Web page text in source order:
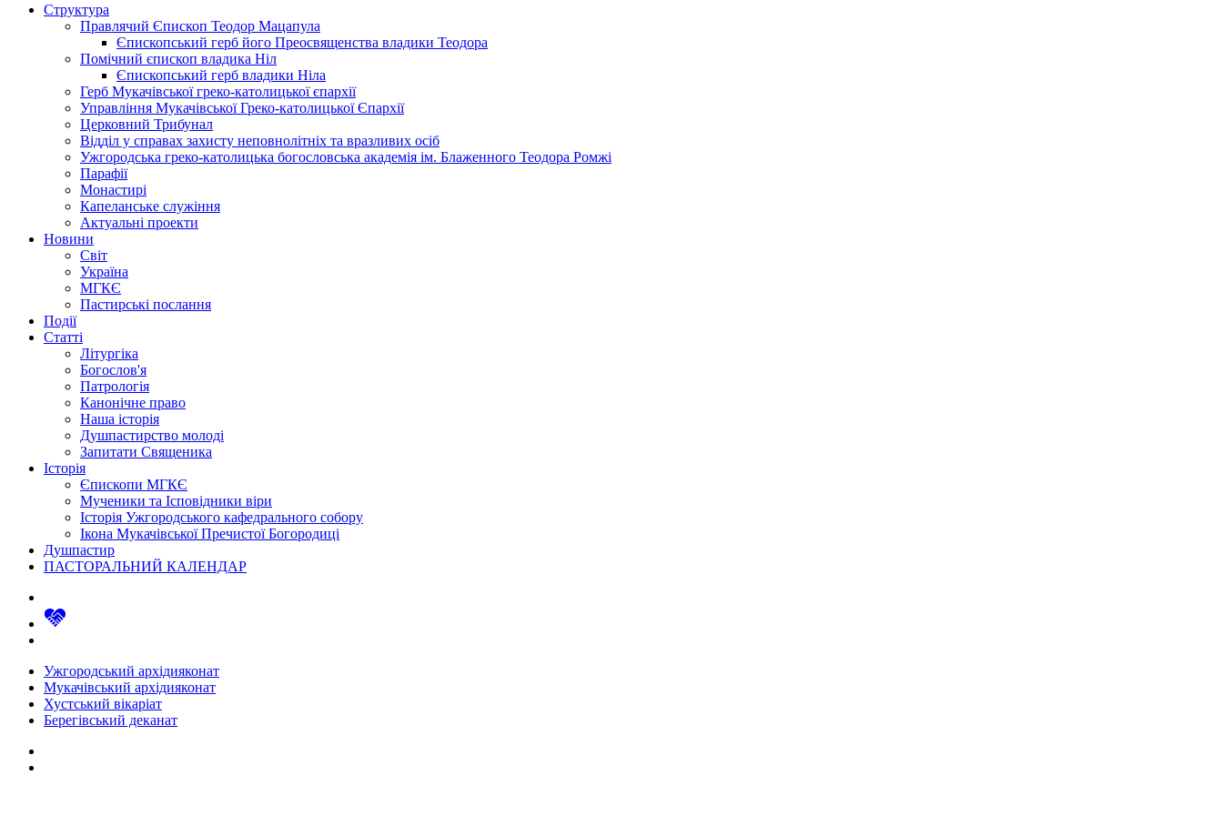
Структура
Правлячий Єпископ Теодор Мацапула
Єпископський герб його Преосвященства владики Теодора
Помічний єпископ владика Ніл
Єпископський герб владики Ніла
Герб Мукачівської греко-католицької єпархії
Управління Мукачівської Греко-католицької Єпархії
Церковний Трибунал
Відділ у справах захисту неповнолітніх та вразливих осіб
Ужгородська греко-католицька богословська академія ім. Блаженного Теодора Ромжі
Парафії
Монастирі
Капеланське служіння
Актуальні проекти
Новини
Світ
Україна
МГКЄ
Пастирські послання
Події
Статті
Літургіка
Богослов'я
Патрологія
Канонічне право
Наша історія
Душпастирство молоді
Запитати Священика
Історія
Єпископи МГКЄ
Мученики та Ісповідники віри
Історія Ужгородського кафедрального собору
Ікона Мукачівської Пречистої Богородиці
Душпастир
ПАСТОРАЛЬНИЙ КАЛЕНДАР
Ужгородський архідияконат
Мукачівський архідияконат
Хустський вікаріат
Берегівський деканат